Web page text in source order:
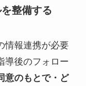
整備する
情報連携が必要
導後のフォロー
意のもとで・ど